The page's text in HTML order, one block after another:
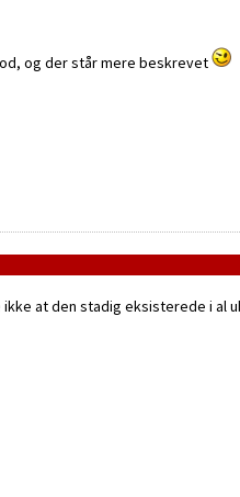
og der står mere beskrevet
ikke at den stadig eksisterede i al